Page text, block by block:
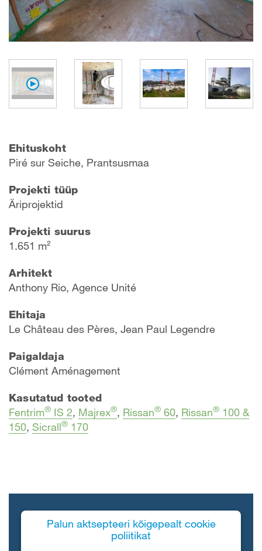
Ehituskoht
Piré sur Seiche, Prantsusmaa
Projekti tüüp
Äriprojektid
Projekti suurus
1.651 m²
Arhitekt
Anthony Rio, Agence Unité
Ehitaja
Le Château des Pères, Jean Paul Legendre
Paigaldaja
Clément Aménagement
Kasutatud tooted
Fentrim® IS 2, Majrex®, Rissan® 60, Rissan® 100 &
150, Sicrall® 170
Palun aktsepteeri kõigepealt cookie
poliitikat